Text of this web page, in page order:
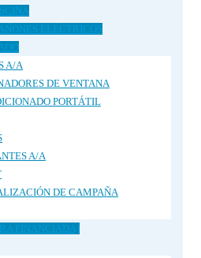
ELÉCTRICOS
A/A
DE VENTANA
PORTÁTIL
A/A
DE CAMPAÑA
FINANCIADA)